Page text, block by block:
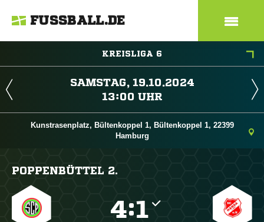
FUSSBALL.DE
KREISLIGA 6
 
 
Kunstrasenplatz, Bültenkoppel 1, Bültenkoppel 1, 22399
Hamburg
POPPENBÜTTEL 2.
: